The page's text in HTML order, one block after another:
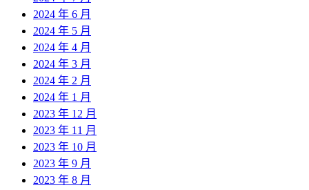
2024 年 6 月
2024 年 5 月
2024 年 4 月
2024 年 3 月
2024 年 2 月
2024 年 1 月
2023 年 12 月
2023 年 11 月
2023 年 10 月
2023 年 9 月
2023 年 8 月